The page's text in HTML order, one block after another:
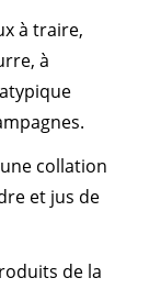
à traire,
à
collation
et jus de
de la